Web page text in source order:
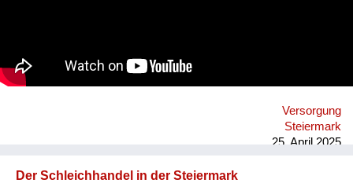
machen wir nix. Ich war damals 16. Und dann ist er weg. Ich
hab damals noch absolut nix wissen wollen von Männern.
Versorgung
Steiermark
25. April 2025
Der Schleichhandel in der Steiermark